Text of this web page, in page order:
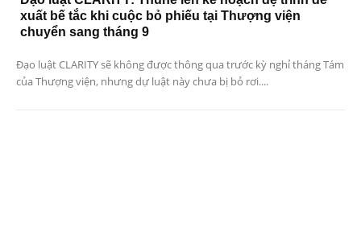
xuất bế tắc khi cuộc bỏ phiếu tại Thượng viện
chuyển sang tháng 9
Đạo luật CLARITY sẽ không được thông qua trước kỳ nghỉ tháng Tám
của Thượng viện, nhưng dự luật này chưa bị bỏ rơi....